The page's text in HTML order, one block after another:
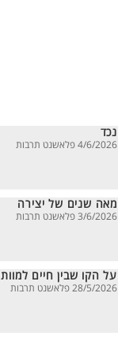
נכד
4/6/2026 פלאשנט תרבות
מאה שנים של יצירה
3/6/2026 פלאשנט תרבות
על הקו שבין חיים למוות
28/5/2026 פלאשנט תרבות